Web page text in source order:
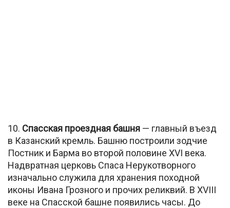
10. Спасская проездная башня — главный въезд
в Казанский кремль. Башню построили зодчие
Постник и Барма во второй половине XVI века.
Надвратная церковь Спаса Нерукотворного
изначально служила для хранения походной
иконы Ивана Грозного и прочих реликвий. В XVIII
веке на Спасской башне появились часы. До